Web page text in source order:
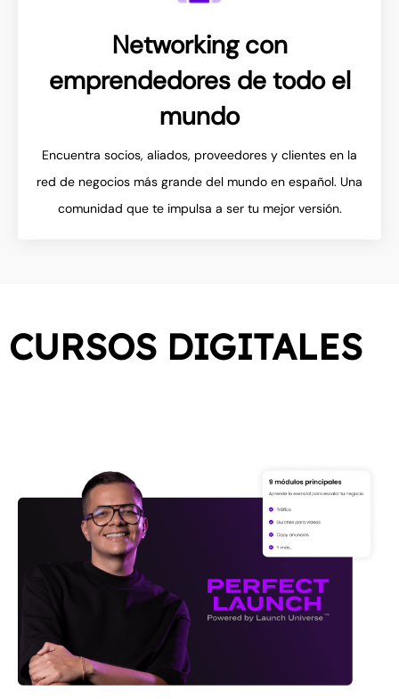
Networking con
emprendedores de todo el
mundo
Encuentra socios, aliados, proveedores y clientes en la
red de negocios más grande del mundo en español. Una
comunidad que te impulsa a ser tu mejor versión.
CURSOS DIGITALES